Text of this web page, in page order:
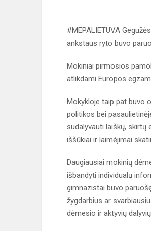
#MEPALIETUVA
ankstaus ryto buvo
Mokiniai pirmosios
atlikdami Europos
Mokykloje taip pat buvo
politikos bei
sudalyvauti laiškų, skirtų
iššūkiai ir laimėjimai
Daugiausiai mokinių
išbandyti individualų
gimnazistai buvo
žygdarbius ar
dėmesio ir aktyvių